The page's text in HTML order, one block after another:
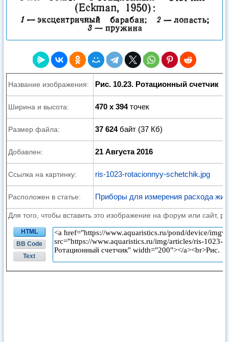
Название изображения: Рис. 10.23. Ротационный счетчик
Ширина и высота: 470 x 394точек
Размер файла: 37 624байт (37 Кб)
Добавлен: 21 Августа 2016
Ссылка на картинку: ris-1023-rotacionnyy-schetchik.jpg
Расположен в статье: Приборы для измерения расхода
Для того, чтобы вставить это изображение на форум или сайт,
HTML
BB Code
Text